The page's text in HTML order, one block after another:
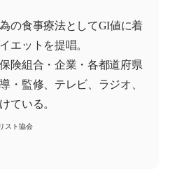
の食事療法としてGI値に着
エットを提唱。
険組合・企業・各都道府県
・監修、テレビ、ラジオ、
ている。
スト協会